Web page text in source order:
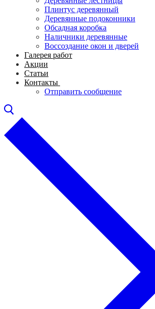
Плинтус деревянный
Деревянные подоконники
Обсадная коробка
Наличники деревянные
Воссоздание окон и дверей
Галерея работ
Акции
Статьи
Контакты
Отправить сообщение